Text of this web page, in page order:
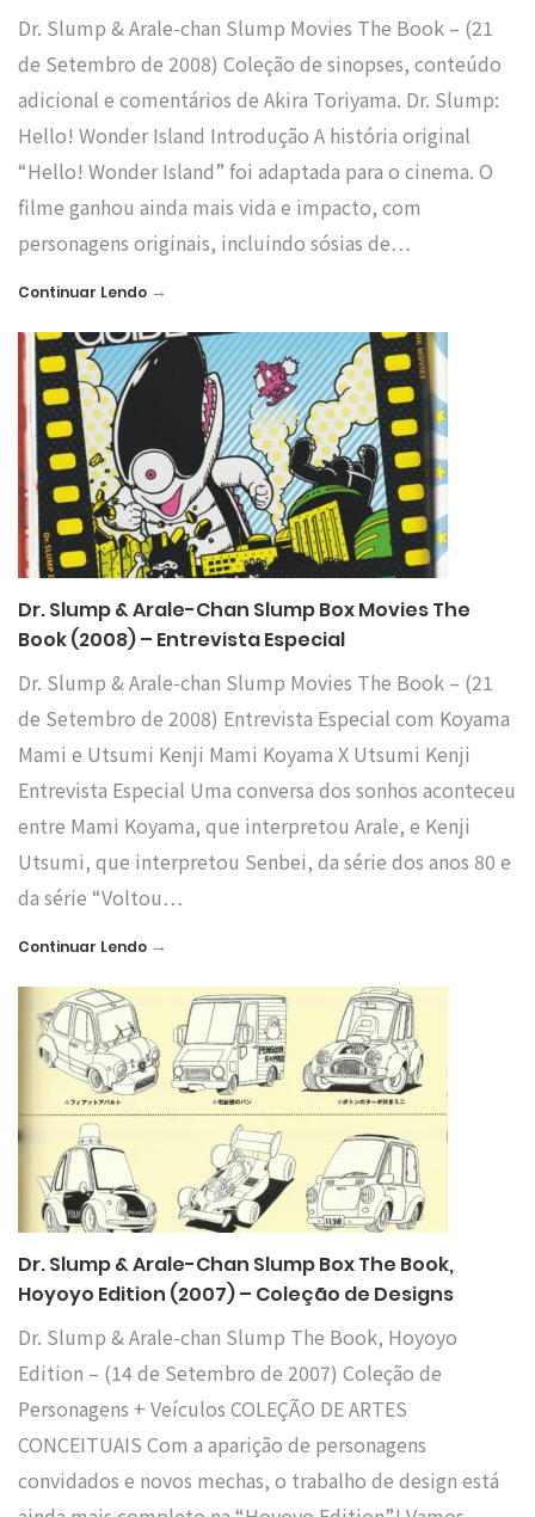
Dr. Slump & Arale-chan Slump Movies The Book – (21
de Setembro de 2008) Coleção de sinopses, conteúdo
adicional e comentários de Akira Toriyama. Dr. Slump:
Hello! Wonder Island Introdução A história original
“Hello! Wonder Island” foi adaptada para o cinema. O
filme ganhou ainda mais vida e impacto, com
personagens originais, incluindo sósias de…
Continuar Lendo →
Dr. Slump & Arale-Chan Slump Box Movies The
Book (2008) – Entrevista Especial
Dr. Slump & Arale-chan Slump Movies The Book – (21
de Setembro de 2008) Entrevista Especial com Koyama
Mami e Utsumi Kenji Mami Koyama X Utsumi Kenji
Entrevista Especial Uma conversa dos sonhos aconteceu
entre Mami Koyama, que interpretou Arale, e Kenji
Utsumi, que interpretou Senbei, da série dos anos 80 e
da série “Voltou…
Continuar Lendo →
Dr. Slump & Arale-Chan Slump Box The Book,
Hoyoyo Edition (2007) – Coleção de Designs
Dr. Slump & Arale-chan Slump The Book, Hoyoyo
Edition – (14 de Setembro de 2007) Coleção de
Personagens + Veículos COLEÇÃO DE ARTES
CONCEITUAIS Com a aparição de personagens
convidados e novos mechas, o trabalho de design está